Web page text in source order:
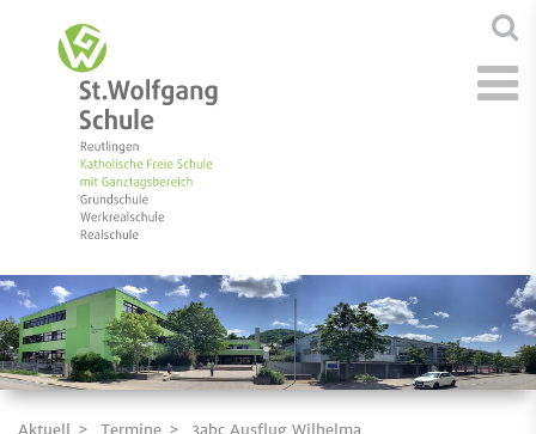
Aktuell Termine 3abc Ausflug Wilhelma